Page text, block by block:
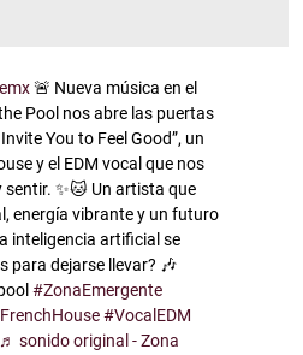
🚨 Nueva música en el
Pool nos abre las puertas
You to Feel Good”, un
y el EDM vocal que nos
✨🐱 Un artista que
energía vibrante y un futuro
inteligencia artificial se
para dejarse llevar? 🎶
#ZonaEmergente
#VocalEDM
♬ sonido original - Zona